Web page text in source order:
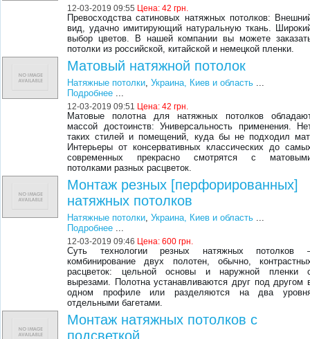
12-03-2019 09:55 Цена:42 грн.
Превосходства сатиновых натяжных потолков:
вид, удачно имитирующий натуральную ткань.
выбор цветов. В нашей компании вы можете
потолки из российской, китайской и немецкой пленки.
Матовый натяжной потолок
Натяжные потолки,Украина, Киев и область ...
Подробнее ...
12-03-2019 09:51 Цена:42 грн.
Матовые полотна для натяжных потолков
массой достоинств: Универсальность применения.
таких стилей и помещений, куда бы не подходил
Интерьеры от консервативных классических до
современных прекрасно смотрятся с
потолками разных расцветок.
Монтаж резных [перфорированных]
натяжных потолков
Натяжные потолки,Украина, Киев и область ...
Подробнее ...
12-03-2019 09:46 Цена:600 грн.
Суть технологии резных натяжных потолков
комбинирование двух полотен, обычно,
расцветок: цельной основы и наружной пленки
вырезами. Полотна устанавливаются друг под другом
одном профиле или разделяются на два
отдельными багетами.
Монтаж натяжных потолков с
подсветкой